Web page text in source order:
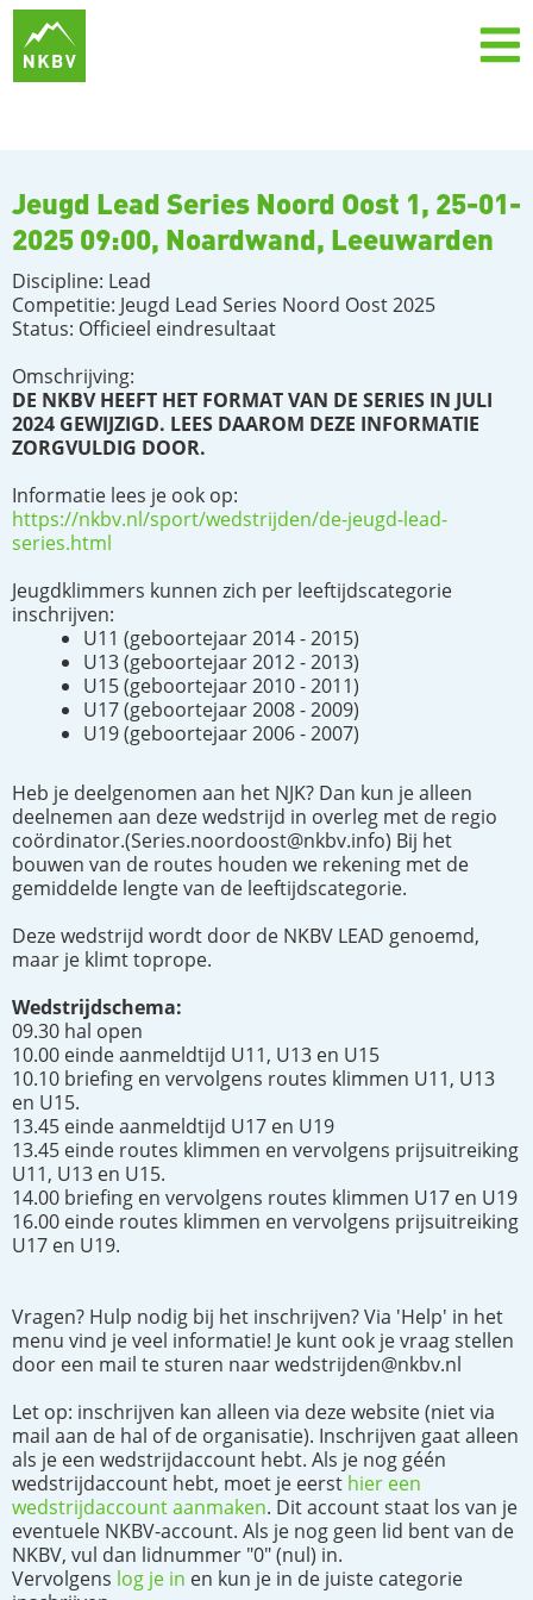
Jeugd Lead Series Noord Oost 1, 25-01-
2025 09:00, Noardwand, Leeuwarden
Discipline: Lead
Competitie: Jeugd Lead Series Noord Oost 2025
Status: Officieel eindresultaat
Omschrijving:
DE NKBV HEEFT HET FORMAT VAN DE SERIES IN JULI
2024 GEWIJZIGD. LEES DAAROM DEZE INFORMATIE
ZORGVULDIG DOOR.
Informatie lees je ook op:
https://nkbv.nl/sport/wedstrijden/de-jeugd-lead-
series.html
Jeugdklimmers kunnen zich per leeftijdscategorie
inschrijven:
U11 (geboortejaar 2014 - 2015)
U13 (geboortejaar 2012 - 2013)
U15 (geboortejaar 2010 - 2011)
U17 (geboortejaar 2008 - 2009)
U19 (geboortejaar 2006 - 2007)
Heb je deelgenomen aan het NJK? Dan kun je alleen
deelnemen aan deze wedstrijd in overleg met de regio
coördinator.(Series.noordoost@nkbv.info) Bij het
bouwen van de routes houden we rekening met de
gemiddelde lengte van de leeftijdscategorie.
Deze wedstrijd wordt door de NKBV LEAD genoemd,
maar je klimt toprope.
Wedstrijdschema:
09.30 hal open
10.00 einde aanmeldtijd U11, U13 en U15
10.10 briefing en vervolgens routes klimmen U11, U13
en U15.
13.45 einde aanmeldtijd U17 en U19
13.45 einde routes klimmen en vervolgens prijsuitreiking
U11, U13 en U15.
14.00 briefing en vervolgens routes klimmen U17 en U19
16.00 einde routes klimmen en vervolgens prijsuitreiking
U17 en U19.
Vragen? Hulp nodig bij het inschrijven? Via 'Help' in het
menu vind je veel informatie! Je kunt ook je vraag stellen
door een mail te sturen naar wedstrijden@nkbv.nl
Let op: inschrijven kan alleen via deze website (niet via
mail aan de hal of de organisatie). Inschrijven gaat alleen
als je een wedstrijdaccount hebt. Als je nog géén
wedstrijdaccount hebt, moet je eerst hier een
wedstrijdaccount aanmaken. Dit account staat los van je
eventuele NKBV-account. Als je nog geen lid bent van de
NKBV, vul dan lidnummer "0" (nul) in.
Vervolgens log je in en kun je in de juiste categorie